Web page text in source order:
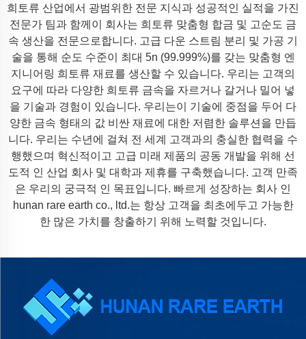
희토류 산업에서 광범위한 전문 지식과 성공적인 실적을 가진
전문가 팀과 함께이 회사는 희토류 맞춤형 합금 및 고순도 금
속 생산을 전문으로합니다. 고급 다운 스트림 분리 및 가공 기
술을 통해 순도 수준이 최대 5n (99.999%)를 갖는 맞춤형 엔
지니어링 희토류 재료를 생산할 수 있습니다. 우리는 고객의
요구에 따라 다양한 희토류 금속을 자르거나 갈거나 밀어 넣
을 기술과 경험이 있습니다. 우리는이 기술에 중점을 두어 다
양한 금속 형태의 값 비싼 재료에 대한 저렴한 솔루션을 만듭
니다. 우리는 수년에 걸쳐 전 세계 고객과의 충실한 협력을 수
행했으며 혁신적이고 고급 미래 제품의 공동 개발을 위해 선
도적 인 산업 회사 및 대학과 제휴를 구축했습니다. 고객 만족
은 우리의 궁극적 인 목표입니다. 빠르게 성장하는 회사 인
hunan rare earth co., ltd.는 항상 고객을 최초에두고 가능한
한 많은 가치를 창출하기 위해 노력할 것입니다.